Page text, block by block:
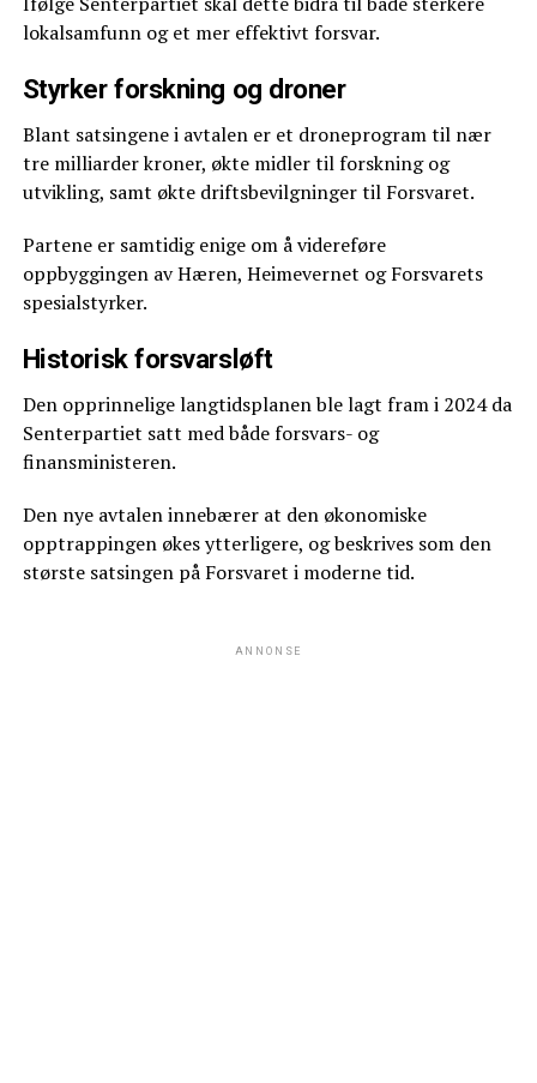
lokalsamfunn og et mer effektivt forsvar.
Styrker forskning og droner
Blant satsingene i avtalen er et droneprogram til nær
tre milliarder kroner, økte midler til forskning og
utvikling, samt økte driftsbevilgninger til Forsvaret.
Partene er samtidig enige om å videreføre
oppbyggingen av Hæren, Heimevernet og Forsvarets
spesialstyrker.
Historisk forsvarsløft
Den opprinnelige langtidsplanen ble lagt fram i 2024 da
Senterpartiet satt med både forsvars- og
finansministeren.
Den nye avtalen innebærer at den økonomiske
opptrappingen økes ytterligere, og beskrives som den
største satsingen på Forsvaret i moderne tid.
ANNONSE